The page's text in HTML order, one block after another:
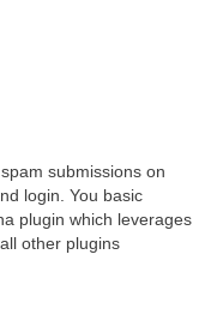
submissions on
login. You basic
plugin which leverages
other plugins